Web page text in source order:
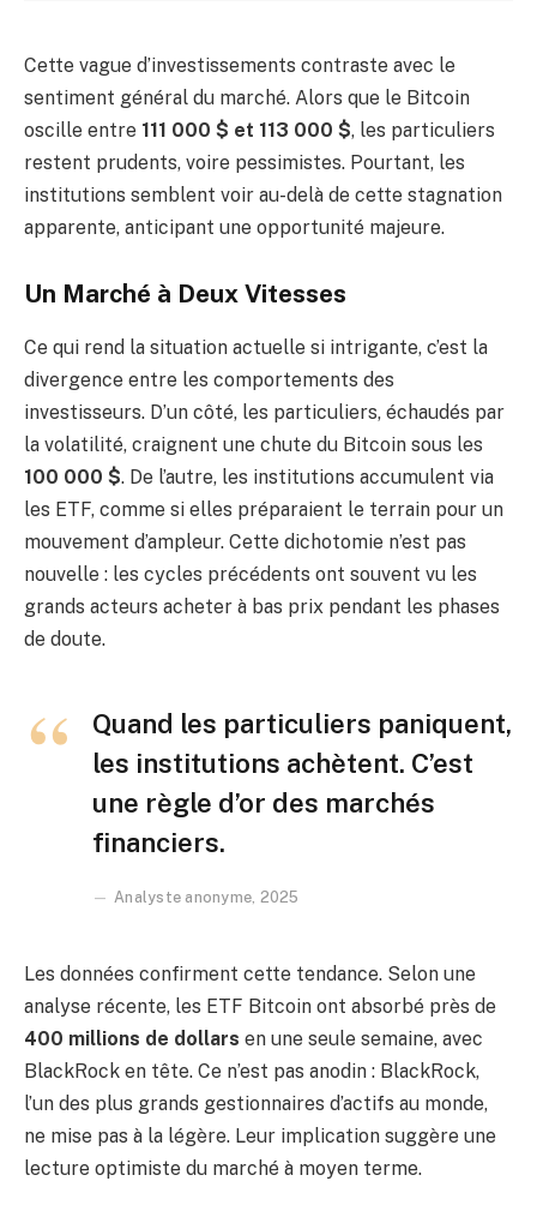
Cette vague d’investissements contraste avec le
sentiment général du marché. Alors que le Bitcoin
oscille entre 111 000 $ et 113 000 $, les particuliers
restent prudents, voire pessimistes. Pourtant, les
institutions semblent voir au-delà de cette stagnation
apparente, anticipant une opportunité majeure.
Un Marché à Deux Vitesses
Ce qui rend la situation actuelle si intrigante, c’est la
divergence entre les comportements des
investisseurs. D’un côté, les particuliers, échaudés par
la volatilité, craignent une chute du Bitcoin sous les
100 000 $. De l’autre, les institutions accumulent via
les ETF, comme si elles préparaient le terrain pour un
mouvement d’ampleur. Cette dichotomie n’est pas
nouvelle : les cycles précédents ont souvent vu les
grands acteurs acheter à bas prix pendant les phases
de doute.
Quand les particuliers paniquent,
les institutions achètent. C’est
une règle d’or des marchés
financiers.
Analyste anonyme, 2025
Les données confirment cette tendance. Selon une
analyse récente, les ETF Bitcoin ont absorbé près de
400 millions de dollars en une seule semaine, avec
BlackRock en tête. Ce n’est pas anodin : BlackRock,
l’un des plus grands gestionnaires d’actifs au monde,
ne mise pas à la légère. Leur implication suggère une
lecture optimiste du marché à moyen terme.